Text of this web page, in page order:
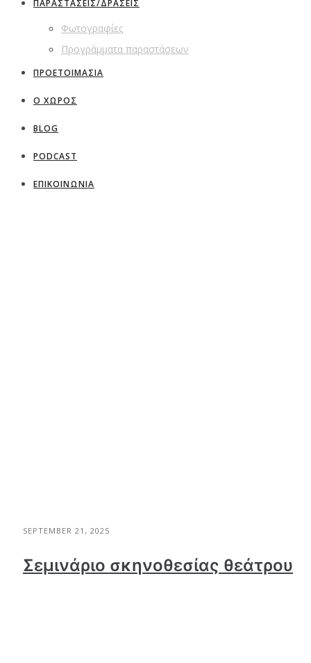
ΠΑΡΑΣΤΑΣΕΙΣ/ΔΡΑΣΕΙΣ
Φωτογραφίες
Προγράμματα παραστάσεων
ΠΡΟΕΤΟΙΜΑΣΙΑ
Ο ΧΩΡΟΣ
BLOG
PODCAST
ΕΠΙΚΟΙΝΩΝΙΑ
SEPTEMBER 21, 2025
Σεμινάριο σκηνοθεσίας θεάτρου